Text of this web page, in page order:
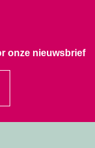
onze nieuwsbrief